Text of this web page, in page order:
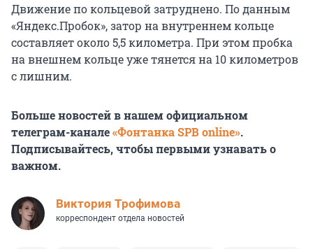
Движение по кольцевой затруднено. По данным
«Яндекс.Пробок», затор на внутреннем кольце
составляет около 5,5 километра. При этом пробка
на внешнем кольце уже тянется на 10 километров
с лишним.
Больше новостей в нашем официальном
телеграм-канале«Фонтанка SPB online».
Подписывайтесь, чтобы первыми узнавать о
важном.
Виктория Трофимова
корреспондент отдела новостей